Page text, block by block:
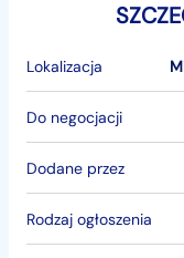
Lokalizacja
Do negocjacji
Dodane przez
Rodzaj ogłoszenia